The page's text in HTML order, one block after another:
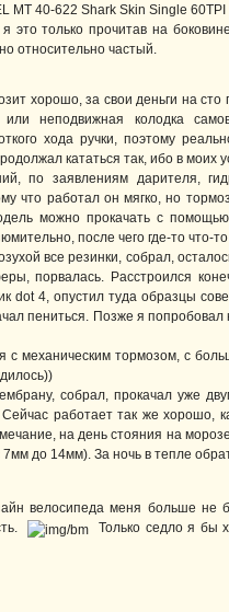
MT 40-622 Shark Skin Single
это только прочитав на
относительно частый.
хорошо, за свои деньги на
неподвижная колодка
хода ручки, поэтому
кататься так, ибо в моих
по заявлениям дарителя,
что работал он мягко, но
можно прокачать с
после чего где-то что-
все резинки, собрал,
порвалась. Расстроился
dot 4, опустил туда образцы
пениться. Позже я попробовал
с механическим тормозом, с
собрал, прокачал уже
работает так же хорошо,
на день стояния на
7мм до 14мм). За ночь в тепле
велосипеда меня больше не
Только седло я бы